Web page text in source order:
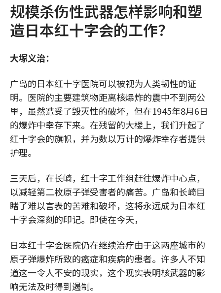
规模杀伤性武器怎样影响和塑
造日本红十字会的工作？
大塚义治：
广岛的日本红十字医院可以被视为人类韧性的证
明。医院的主要建筑物距离核爆炸的震中不到两公
里，虽然遭受了毁灭性的破坏，但在1945年8月6日
的爆炸中幸存下来。在残留的大楼上，我们升起了
红十字会的旗帜，并为数以万计的爆炸幸存者提供
护理。
三天后，在长崎，红十字工作组赶往爆炸中心点，
以减轻第二枚原子弹受害者的痛苦。广岛和长崎目
睹了难以言表的苦难和破坏，这将永远成为日本红
十字会深刻的印记。即使在今天，
日本红十字会医院仍在继续治疗由于这两座城市的
原子弹爆炸所致的癌症和疾病的患者。许多人不知
道这一令人不安的现实，这个现实表明核武器的影
响无法及时得到遏制。